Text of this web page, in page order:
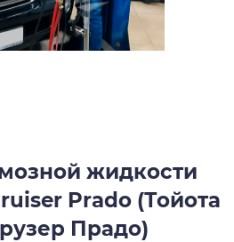
жидкости
Prado (Тойота
Прадо)